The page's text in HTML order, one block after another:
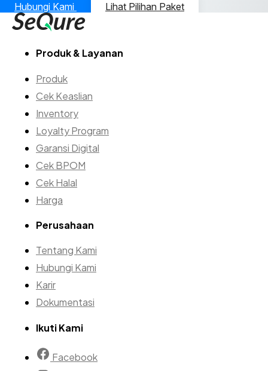
Hubungi Kami Lihat Pilihan Paket
Produk & Layanan
Produk
Cek Keaslian
Inventory
Loyalty Program
Garansi Digital
Cek BPOM
Cek Halal
Harga
Perusahaan
Tentang Kami
Hubungi Kami
Karir
Dokumentasi
Ikuti Kami
Facebook